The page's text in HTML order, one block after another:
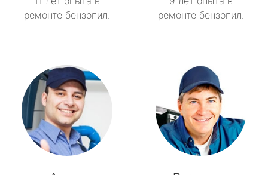
ремонте бензопил.
ремонте бензопил.